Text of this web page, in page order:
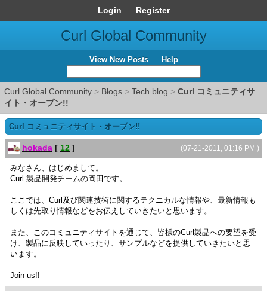
Login Register
Curl Global Community
View New Posts Help
Curl Global Community > Blogs > Tech blog > Curl コミュニティサ
イト・オープン!!
Curl コミュニティサイト・オープン!!
(07-21-2011, 01:16 PM )
hokada [ 12 ]
みなさん、はじめまして。
Curl 製品開発チームの岡田です。
ここでは、Curl及び関連技術に関するテクニカルな情報や、最新情報も
しくは先取り情報などをお伝えしていきたいと思います。
また、このコミュニティサイトを通じて、皆様のCurl製品への要望を受
け、製品に反映していったり、サンプルなどを提供していきたいと思
います。
Join us!!